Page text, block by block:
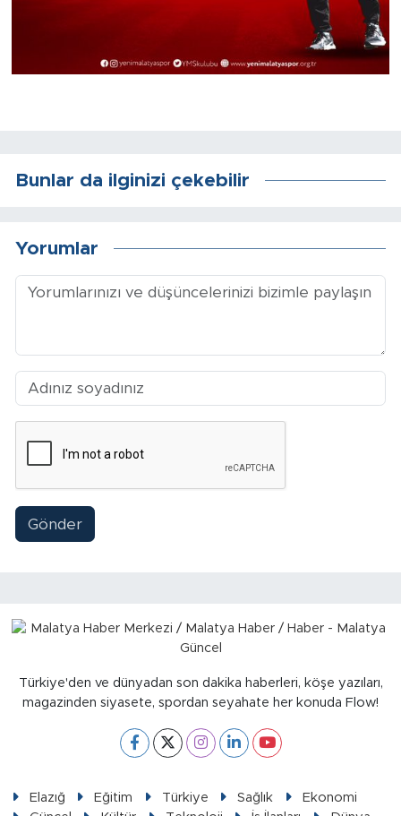
Bunlar da ilginizi çekebilir
Yorumlar
Gönder
Türkiye'den ve dünyadan son dakika haberleri, köşe yazıları,
magazinden siyasete, spordan seyahate her konuda Flow!
Elazığ Eğitim Türkiye Sağlık
Ekonomi